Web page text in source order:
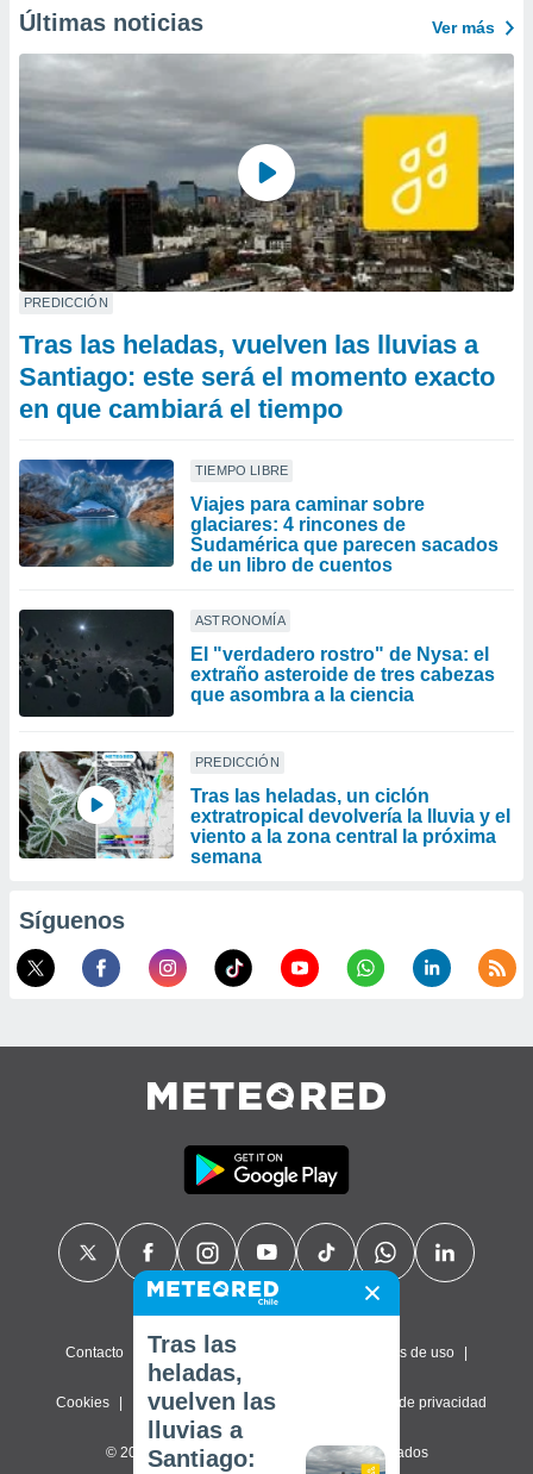
Últimas noticias Ver más
PREDICCIÓN
Tras las heladas, vuelven las lluvias a
Santiago: este será el momento exacto
en que cambiará el tiempo
TIEMPO LIBRE
Viajes para caminar sobre
glaciares: 4 rincones de
Sudamérica que parecen sacados
de un libro de cuentos
ASTRONOMÍA
El "verdadero rostro" de Nysa: el
extraño asteroide de tres cabezas
que asombra a la ciencia
PREDICCIÓN
Tras las heladas, un ciclón
extratropical devolvería la lluvia y el
viento a la zona central la próxima
semana
Síguenos
Contacto Sobre nosotros Términos de uso
Cookies Política de privacidad Configuración de privacidad
© 2026 Meteored. Todos los derechos reservados
Tras las
heladas,
vuelven las
lluvias a
Santiago: